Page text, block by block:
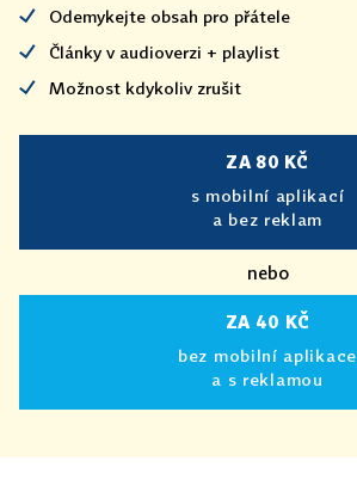
Odemykejte obsah pro přátele
Články v audioverzi + playlist
Možnost kdykoliv zrušit
ZA 80 KČ
s mobilní aplikací
a bez reklam
nebo
ZA 40 KČ
bez mobilní aplikace
a s reklamou